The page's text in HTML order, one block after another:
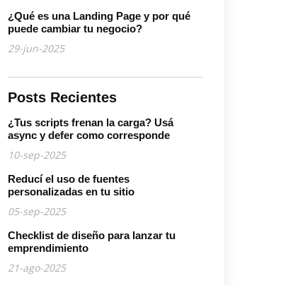
¿Qué es una Landing Page y por qué
puede cambiar tu negocio?
29-jun-2025
Posts Recientes
¿Tus scripts frenan la carga? Usá
async y defer como corresponde
10-sep-2025
Reducí el uso de fuentes
personalizadas en tu sitio
05-sep-2025
Checklist de diseño para lanzar tu
emprendimiento
21-ago-2025